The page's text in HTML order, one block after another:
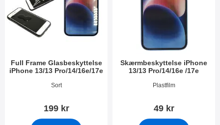
Full Frame Glasbeskyttelse
iPhone 13/13 Pro/14/16e/17e
Varenr 44811Sort
199 kr
Skærmbeskyttelse iPhone
13/13 Pro/14/16e /17e
Varenr 44805Plastfilm
49 kr